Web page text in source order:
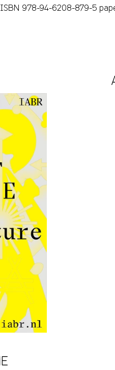
978-94-6208-879-5